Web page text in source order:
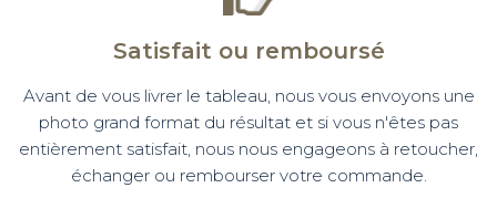
Satisfait ou remboursé
Avant de vous livrer le tableau, nous vous envoyons une
photo grand format du résultat et si vous n'êtes pas
entièrement satisfait, nous nous engageons à retoucher,
échanger ou rembourser votre commande.